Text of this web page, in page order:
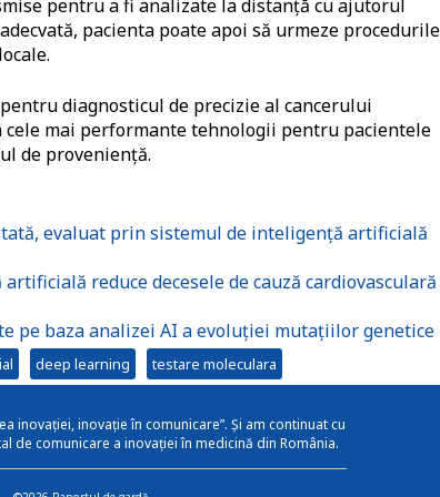
pentru a fi analizate la distanţă cu ajutorul
pacienta poate apoi să urmeze procedurile
diagnosticul de precizie al cancerului
mai performante tehnologii pentru pacientele
de provenienţă.
evaluat prin sistemul de inteligență artificială
reduce decesele de cauză
pe baza analizei AI a evoluției mutațiilor genetice
deep learning testare moleculara
inovației, inovație în comunicare”. Și am continuat cu
de comunicare a inovației în medicină din România.